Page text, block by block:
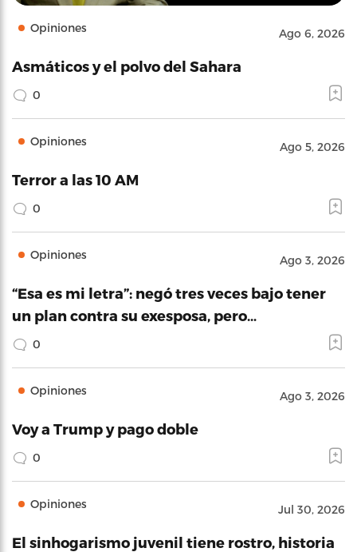
Opiniones Ago 6, 2026
Asmáticos y el polvo del Sahara
0
Opiniones Ago 5, 2026
Terror a las 10 AM
0
Opiniones Ago 3, 2026
“Esa es mi letra”: negó tres veces bajo tener
un plan contra su exesposa, pero…
0
Opiniones Ago 3, 2026
Voy a Trump y pago doble
0
Opiniones Jul 30, 2026
El sinhogarismo juvenil tiene rostro, historia